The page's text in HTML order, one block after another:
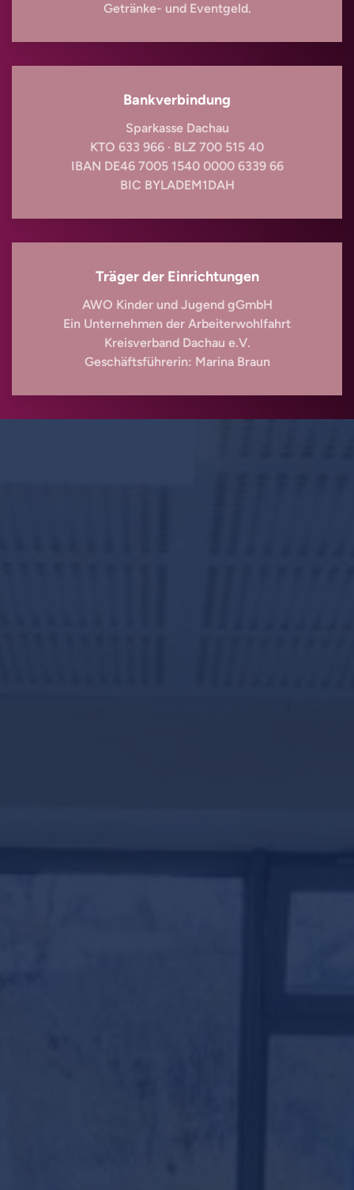
Getränke- und Eventgeld.
Bankverbindung
Sparkasse Dachau
KTO 633 966 · BLZ 700 515 40
IBAN DE46 7005 1540 0000 6339 66
BIC BYLADEM1DAH
Träger der Einrichtungen
AWO Kinder und Jugend gGmbH
Ein Unternehmen der Arbeiterwohlfahrt
Kreisverband Dachau e.V.
Geschäftsführerin: Marina Braun